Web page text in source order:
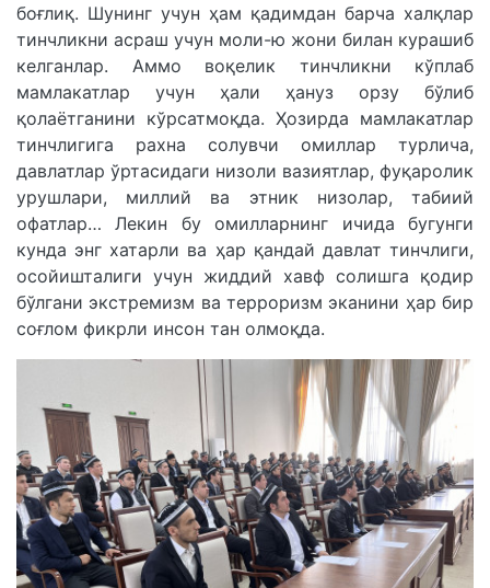
боғлиқ. Шунинг учун ҳам қадимдан барча халқлар
тинчликни асраш учун моли-ю жони билан курашиб
келганлар. Аммо воқелик тинчликни кўплаб
мамлакатлар учун ҳали ҳануз орзу бўлиб
қолаётганини кўрсатмоқда. Ҳозирда мамлакатлар
тинчлигига рахна солувчи омиллар турлича,
давлатлар ўртасидаги низоли вазиятлар, фуқаролик
урушлари, миллий ва этник низолар, табиий
офатлар… Лекин бу омилларнинг ичида бугунги
кунда энг хатарли ва ҳар қандай давлат тинчлиги,
осойишталиги учун жиддий хавф солишга қодир
бўлгани экстремизм ва терроризм эканини ҳар бир
соғлом фикрли инсон тан олмоқда.